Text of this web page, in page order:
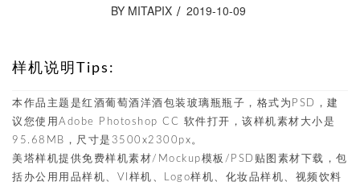
BY MITAPIX 2019-10-09
样机说明Tips:
本作品主题是红酒葡萄酒洋酒包装玻璃瓶瓶子，格式为PSD，建
议您使用Adobe Photoshop CC 软件打开，该样机素材大小是
95.68MB，尺寸是3500x2300px。
美塔样机提供免费样机素材/Mockup模板/PSD贴图素材下载，包
括办公用用品样机、VI样机、Logo样机、化妆品样机、视频饮料